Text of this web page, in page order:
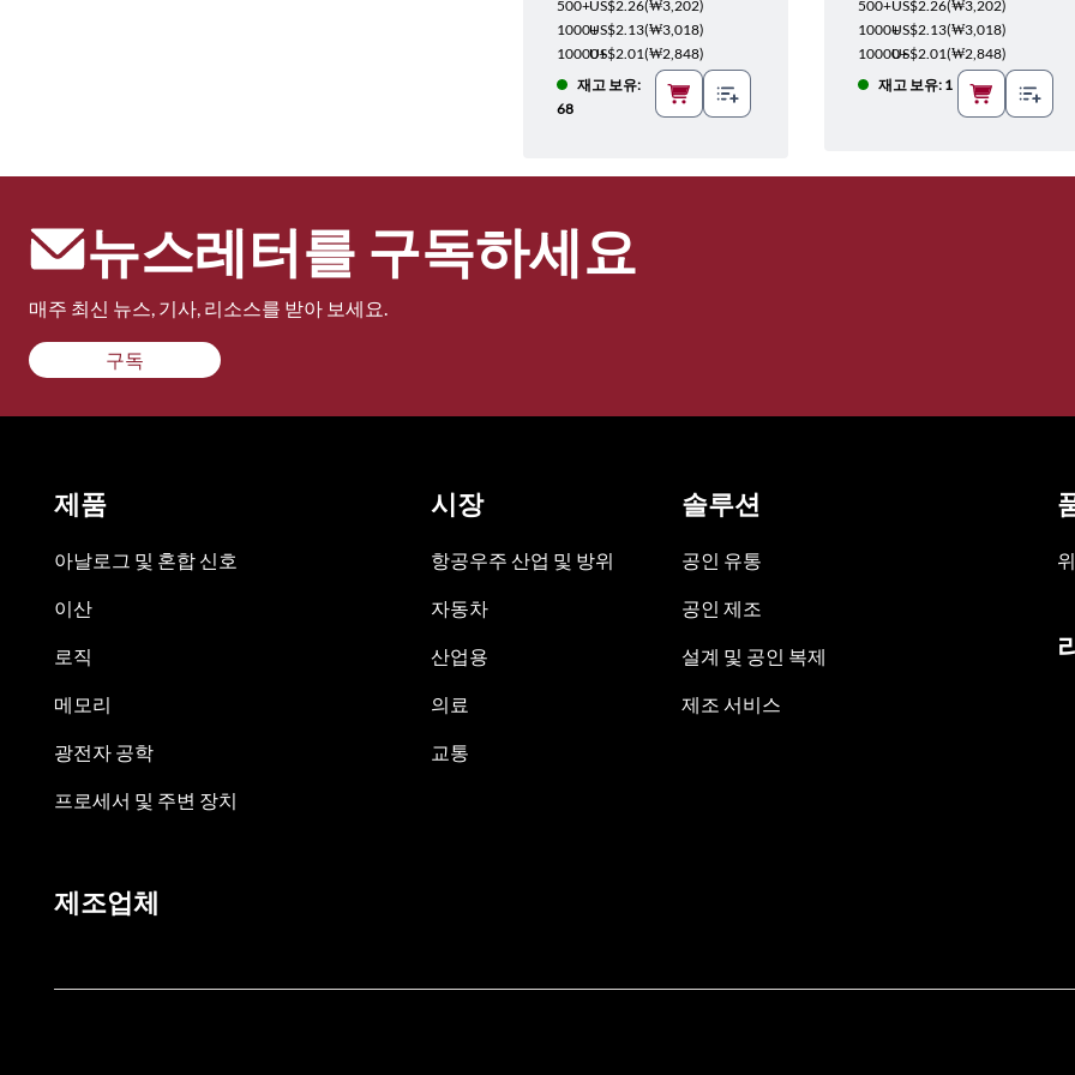
500+US$2.26(₩3,202)
1000+US$2.13(₩3,018)
10000+US$2.01(₩2,848)
재고 보유:
68
500+US$2.26(₩3,202)
1000+US$2.13(₩3,018)
10000+US$2.01(₩2,848)
재고 보유: 1
뉴스레터를 구독하세요
매주 최신 뉴스, 기사, 리소스를 받아 보세요.
구독
제품
아날로그 및 혼합 신호
이산
로직
메모리
광전자 공학
프로세서 및 주변 장치
시장
항공우주 산업 및 방위
자동차
산업용
의료
교통
솔루션
공인 유통
공인 제조
설계 및 공인 복제
제조 서비스
제조업체